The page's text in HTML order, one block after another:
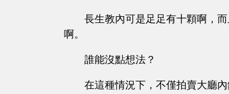
長生教內可是足足有十顆啊，
啊。
誰能沒點想法？
在這種情況下，不僅拍賣大廳